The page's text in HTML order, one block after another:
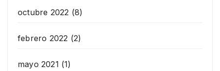
octubre 2022 (8)
febrero 2022 (2)
mayo 2021 (1)